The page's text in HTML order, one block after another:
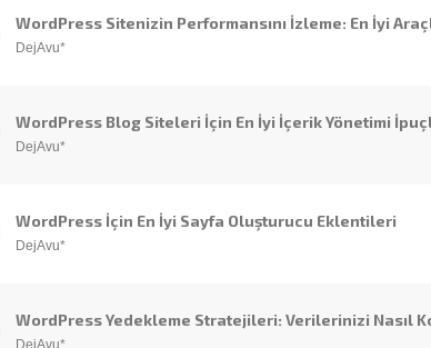
WordPress Sitenizin Performansını İzleme: En İyi
DejAvu*
WordPress Blog Siteleri İçin En İyi İçerik Yönetimi
DejAvu*
WordPress İçin En İyi Sayfa Oluşturucu Eklentileri
DejAvu*
WordPress Yedekleme Stratejileri: Verilerinizi Nasıl
DejAvu*